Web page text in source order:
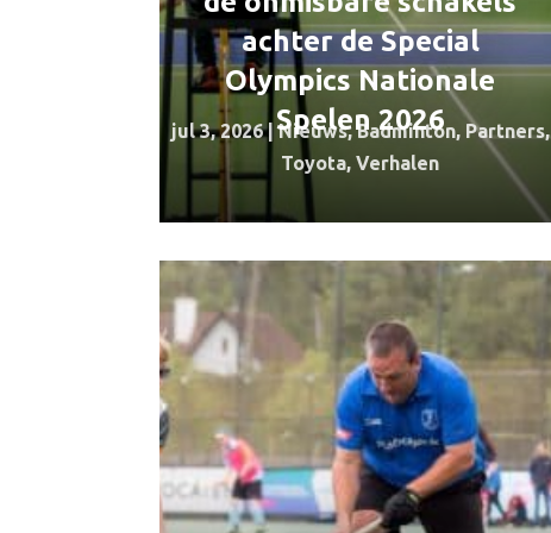
achter de Special
Olympics Nationale
Spelen 2026
jul 3, 2026|Nieuws,Badminton, Partners,
Toyota,Verhalen